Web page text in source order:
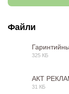
Файли
325 КБ
АКТ
31 КБ